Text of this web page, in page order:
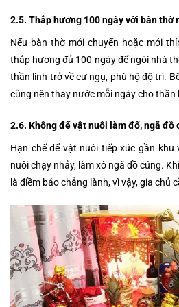
2.5. Thắp hương 100 ngày với bàn thờ
Nếu bàn thờ mới chuyển hoặc mới
thắp hương đủ 100 ngày để ngôi nhà
thần linh trở về cư ngụ, phù hộ độ trì.
cũng nên thay nước mỗi ngày cho thần
2.6. Không để vật nuôi làm đổ, ngã đồ
Hạn chế để vật nuôi tiếp xúc gần
nuôi chạy nhảy, làm xô ngã đồ cúng.
là điềm báo chẳng lành, vì vậy, gia chủ